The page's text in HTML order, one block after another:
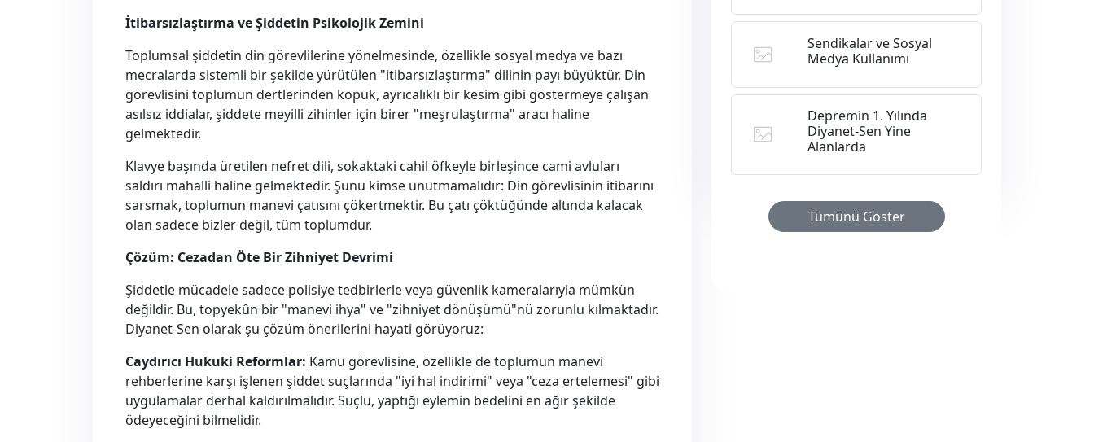
İtibarsızlaştırma ve Şiddetin Psikolojik Zemini
Toplumsal şiddetin din görevlilerine yönelmesinde, özellikle sosyal medya ve bazı
mecralarda sistemli bir şekilde yürütülen "itibarsızlaştırma" dilinin payı büyüktür. Din
görevlisini toplumun dertlerinden kopuk, ayrıcalıklı bir kesim gibi göstermeye çalışan
asılsız iddialar, şiddete meyilli zihinler için birer "meşrulaştırma" aracı haline
gelmektedir.
Klavye başında üretilen nefret dili, sokaktaki cahil öfkeyle birleşince cami avluları
saldırı mahalli haline gelmektedir. Şunu kimse unutmamalıdır: Din görevlisinin itibarını
sarsmak, toplumun manevi çatısını çökertmektir. Bu çatı çöktüğünde altında kalacak
olan sadece bizler değil, tüm toplumdur.
Çözüm: Cezadan Öte Bir Zihniyet Devrimi
Şiddetle mücadele sadece polisiye tedbirlerle veya güvenlik kameralarıyla mümkün
değildir. Bu, topyekûn bir "manevi ihya" ve "zihniyet dönüşümü"nü zorunlu kılmaktadır.
Diyanet-Sen olarak şu çözüm önerilerini hayati görüyoruz:
Caydırıcı Hukuki Reformlar: Kamu görevlisine, özellikle de toplumun manevi
rehberlerine karşı işlenen şiddet suçlarında "iyi hal indirimi" veya "ceza ertelemesi" gibi
uygulamalar derhal kaldırılmalıdır. Suçlu, yaptığı eylemin bedelini en ağır şekilde
ödeyeceğini bilmelidir.
Sendikalar ve Sosyal
Medya Kullanımı
Depremin 1. Yılında
Diyanet-Sen Yine
Alanlarda
Tümünü Göster